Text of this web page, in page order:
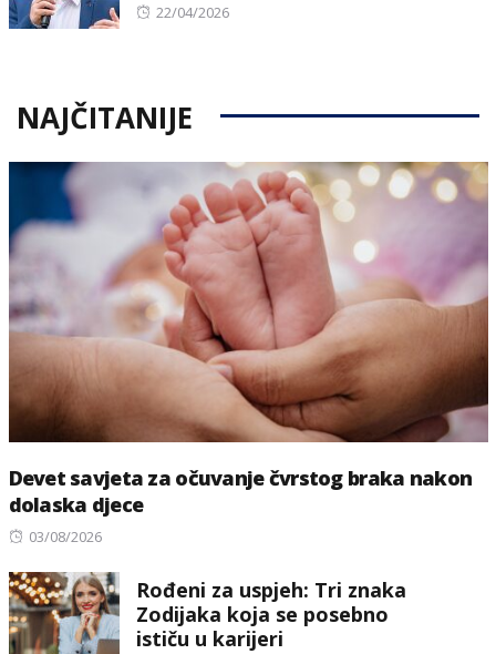
Posted
22/04/2026
NAJČITANIJE
Devet savjeta za očuvanje čvrstog braka nakon
dolaska djece
Posted
03/08/2026
Rođeni za uspjeh: Tri znaka
Zodijaka koja se posebno
ističu u karijeri